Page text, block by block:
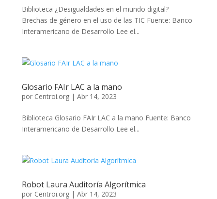
Biblioteca ¿Desigualdades en el mundo digital?
Brechas de género en el uso de las TIC Fuente: Banco
Interamericano de Desarrollo Lee el...
Glosario FAIr LAC a la mano
por Centroi.org| Abr 14, 2023
Biblioteca Glosario FAIr LAC a la mano Fuente: Banco
Interamericano de Desarrollo Lee el...
Robot Laura Auditoría Algorítmica
por Centroi.org| Abr 14, 2023